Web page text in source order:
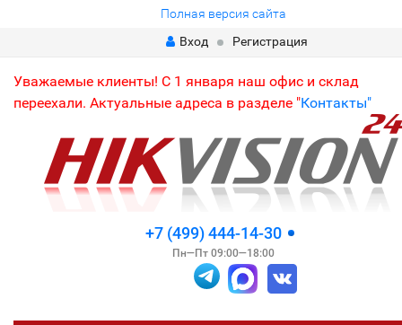
Полная версия сайта
Вход
Регистрация
Уважаемые клиенты! С 1 января наш офис и склад
переехали. Актуальные адреса в разделе "Контакты"
+7 (499) 444-14-30
Пн—Пт 09:00—18:00